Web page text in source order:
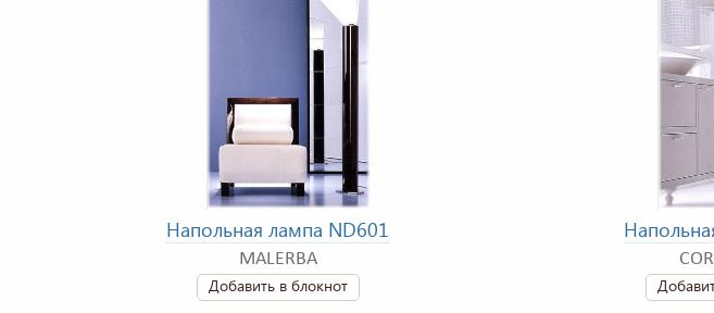
Напольная лампа ND601
MALERBA
Добавить в блокнот